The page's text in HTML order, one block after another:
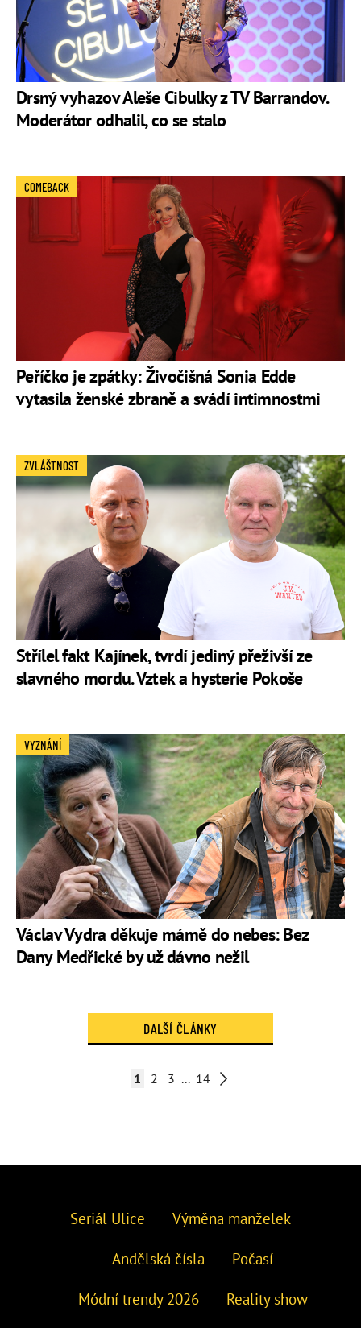
Drsný vyhazov Aleše Cibulky z TV Barrandov.
Moderátor odhalil, co se stalo
Peříčko je zpátky: Živočišná Sonia Edde
vytasila ženské zbraně a svádí intimnostmi
COMEBACK
Střílel fakt Kajínek, tvrdí jediný přeživší ze
slavného mordu. Vztek a hysterie Pokoše
ZVLÁŠTNOST
Václav Vydra děkuje mámě do nebes: Bez
Dany Medřické by už dávno nežil
VYZNÁNÍ
DALŠÍ ČLÁNKY
1 2 3 ... 14
Seriál Ulice Výměna manželek
Andělská čísla Počasí
Módní trendy 2026 Reality show